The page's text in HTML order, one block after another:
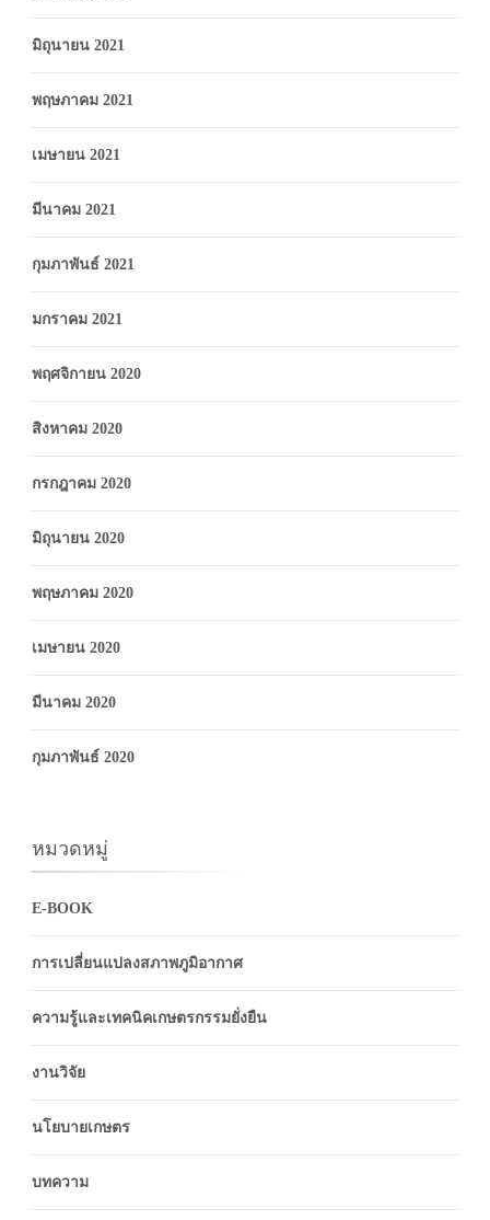
มิถุนายน 2021
พฤษภาคม 2021
เมษายน 2021
มีนาคม 2021
กุมภาพันธ์ 2021
มกราคม 2021
พฤศจิกายน 2020
สิงหาคม 2020
กรกฎาคม 2020
มิถุนายน 2020
พฤษภาคม 2020
เมษายน 2020
มีนาคม 2020
กุมภาพันธ์ 2020
หมวดหมู่
E-BOOK
การเปลี่ยนแปลงสภาพภูมิอากาศ
ความรู้และเทคนิคเกษตรกรรมยั่งยืน
งานวิจัย
นโยบายเกษตร
บทความ